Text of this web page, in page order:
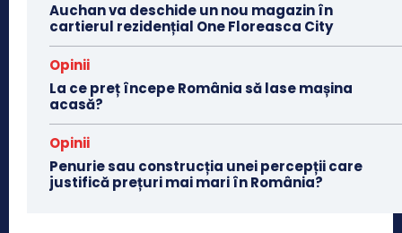
Auchan va deschide un nou magazin în
cartierul rezidențial One Floreasca City
Opinii
La ce preț începe România să lase mașina
acasă?
Opinii
Penurie sau construcția unei percepții care
justifică prețuri mai mari în România?